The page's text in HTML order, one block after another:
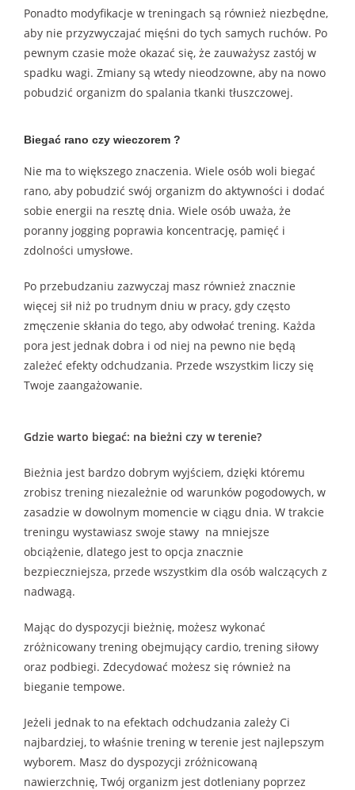
Ponadto modyfikacje w treningach są również niezbędne,
aby nie przyzwyczajać mięśni do tych samych ruchów. Po
pewnym czasie może okazać się, że zauważysz zastój w
spadku wagi. Zmiany są wtedy nieodzowne, aby na nowo
pobudzić organizm do spalania tkanki tłuszczowej.
Biegać rano czy wieczorem ?
Nie ma to większego znaczenia. Wiele osób woli biegać
rano, aby pobudzić swój organizm do aktywności i dodać
sobie energii na resztę dnia. Wiele osób uważa, że
poranny jogging poprawia koncentrację, pamięć i
zdolności umysłowe.
Po przebudzaniu zazwyczaj masz również znacznie
więcej sił niż po trudnym dniu w pracy, gdy często
zmęczenie skłania do tego, aby odwołać trening. Każda
pora jest jednak dobra i od niej na pewno nie będą
zależeć efekty odchudzania. Przede wszystkim liczy się
Twoje zaangażowanie.
Gdzie warto biegać: na bieżni czy w terenie?
Bieżnia jest bardzo dobrym wyjściem, dzięki któremu
zrobisz trening niezależnie od warunków pogodowych, w
zasadzie w dowolnym momencie w ciągu dnia. W trakcie
treningu wystawiasz swoje stawy na mniejsze
obciążenie, dlatego jest to opcja znacznie
bezpieczniejsza, przede wszystkim dla osób walczących z
nadwagą.
Mając do dyspozycji bieżnię, możesz wykonać
zróżnicowany trening obejmujący cardio, trening siłowy
oraz podbiegi. Zdecydować możesz się również na
bieganie tempowe.
Jeżeli jednak to na efektach odchudzania zależy Ci
najbardziej, to właśnie trening w terenie jest najlepszym
wyborem. Masz do dyspozycji zróżnicowaną
nawierzchnię, Twój organizm jest dotleniany poprzez